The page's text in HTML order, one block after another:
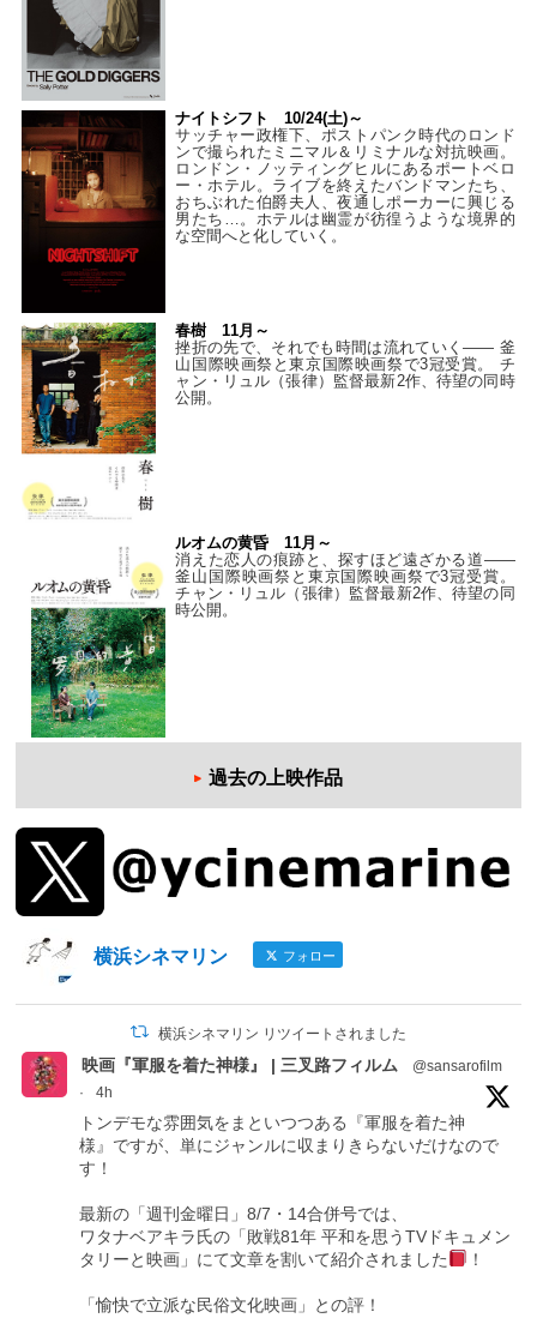
ナイトシフト 10/24(土)～
サッチャー政権下、ポストパンク時代のロンド
ンで撮られたミニマル＆リミナルな対抗映画。
ロンドン・ノッティングヒルにあるポートベロ
ー・ホテル。ライブを終えたバンドマンたち、
おちぶれた伯爵夫人、夜通しポーカーに興じる
男たち…。ホテルは幽霊が彷徨うような境界的
な空間へと化していく。
春樹 11月～
挫折の先で、それでも時間は流れていく—— 釜
山国際映画祭と東京国際映画祭で3冠受賞。 チ
ャン・リュル（張律）監督最新2作、待望の同時
公開。
ルオムの黄昏 11月～
消えた恋人の痕跡と、探すほど遠ざかる道——
釜山国際映画祭と東京国際映画祭で3冠受賞。
チャン・リュル（張律）監督最新2作、待望の同
時公開。
過去の上映作品
横浜シネマリン フォロー
横浜シネマリン リツイートされました
映画『軍服を着た神様』 | 三叉路フィルム
@sansarofilm
·
4h
トンデモな雰囲気をまといつつある『軍服を着た神
様』ですが、単にジャンルに収まりきらないだけなので
す！
最新の「週刊金曜日」8/7・14合併号では、
ワタナベアキラ氏の「敗戦81年 平和を思うTVドキュメン
タリーと映画」にて文章を割いて紹介されました
！
「愉快で立派な民俗文化映画」との評！